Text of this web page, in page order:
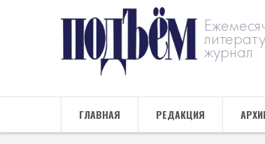
журнал
ГЛАВНАЯ РЕДАКЦИЯ